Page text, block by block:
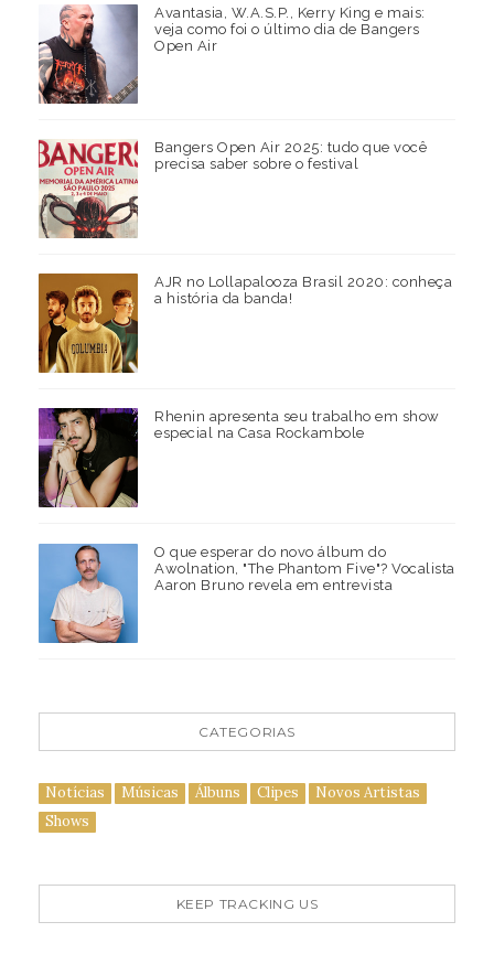
Avantasia, W.A.S.P., Kerry King e mais:
veja como foi o último dia de Bangers
Open Air
Bangers Open Air 2025: tudo que você
precisa saber sobre o festival
AJR no Lollapalooza Brasil 2020: conheça
a história da banda!
Rhenin apresenta seu trabalho em show
especial na Casa Rockambole
O que esperar do novo álbum do
Awolnation, "The Phantom Five"? Vocalista
Aaron Bruno revela em entrevista
CATEGORIAS
Notícias Músicas Álbuns Clipes
Novos Artistas
Shows
KEEP TRACKING US